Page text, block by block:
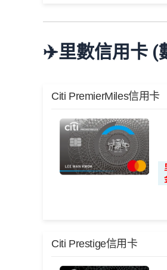
DCC無積分→里先生
無得儲里數
免責聲明：里先生努力保
融產品和服務均以他們作準
觀分析，因此就算獲第三
ation accurate and up to
ervice provider or specific
not marked as sponsored
呢個優惠學生冇份的！
✅優點
同一張卡可以同時拎政
年薪要求低，用嚟做入
❎缺點
*38新會員+成功批卡派出
Citi The Club 迎新
獎賞於完成簽賬條件後
用PayMe/Alipay等電子
✅優點
透過自動轉賬支付
達到上限1,500 Club 積
🎁迎新禮遇
優惠期：2026年7月1
申請完填Form賺多88
HK$1,600 現金回贈
學生信用卡：首3個月
*38新會員+成功批卡派出
Citi HKTVmall信用
用PayMe/Alipay等電子
✈️里數信用卡 (
Citi PremierMiles信用卡
迎新禮遇
Citi Prestige信用卡